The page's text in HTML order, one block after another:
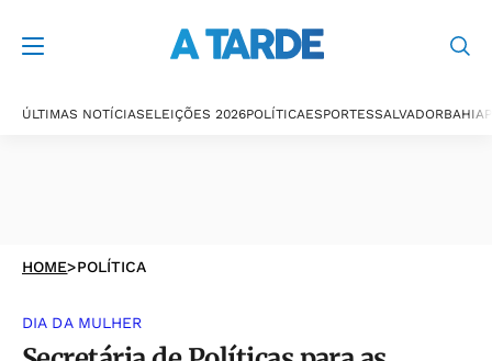
ÚLTIMAS NOTÍCIASELEIÇÕES 2026POLÍTICAESPORTESSALVADORBAHIA
HOME>POLÍTICA
DIA DA MULHER